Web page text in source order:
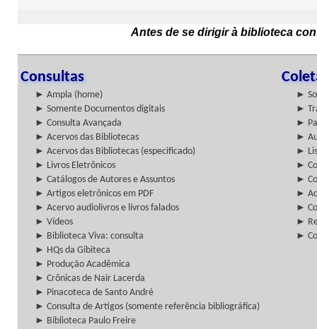
Antes de se dirigir à biblioteca
Consultas
► Ampla (home)
►
► Somente Documentos digitais
►
► Consulta Avançada
►
► Acervos das Bibliotecas
►
► Acervos das Bibliotecas (especificado)
►
► Livros Eletrônicos
►
► Catálogos de Autores e Assuntos
►
► Artigos eletrônicos em PDF
►
► Acervo audiolivros e livros falados
►
► Vídeos
►
► Biblioteca Viva: consulta
►
► HQs da Gibiteca
► Produção Acadêmica
► Crônicas de Nair Lacerda
► Pinacoteca de Santo André
► Consulta de Artigos (somente referência bibliográfica)
► Biblioteca Paulo Freire